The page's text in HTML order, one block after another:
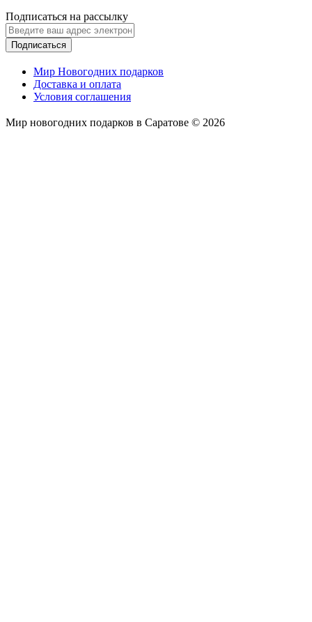
Подписаться на рассылку
Подписаться
Мир Новогодних подарков
Доставка и оплата
Условия соглашения
Мир новогодних подарков в Саратове © 2026